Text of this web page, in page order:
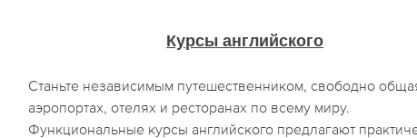
Курсы английского
Станьте независимым путешественником, свободно
аэропортах, отелях и ресторанах по всему миру.
Функциональные курсы английского предлагают